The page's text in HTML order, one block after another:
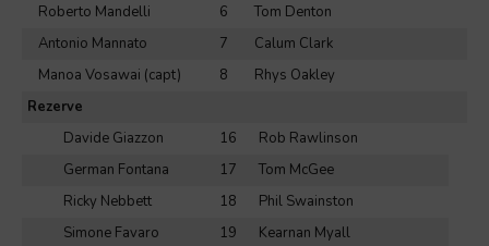
Roberto Mandelli
6
Tom Denton
Antonio Mannato
7
Calum Clark
Manoa Vosawai (capt)
8
Rhys Oakley
Rezerve
Davide Giazzon
16
Rob Rawlinson
German Fontana
17
Tom McGee
Ricky Nebbett
18
Phil Swainston
Simone Favaro
19
Kearnan Myall